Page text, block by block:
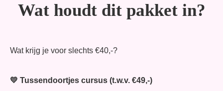
Wat houdt dit pakket in?
Wat krijg je voor slechts €40,-?
💛 Tussendoortjes cursus (t.w.v. €49,-)